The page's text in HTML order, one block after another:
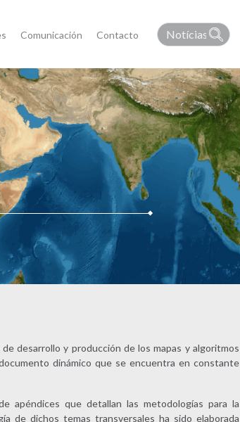
Comunicación Contacto
desarrollo y producción de los mapas y algoritmos
dinámico que se encuentra en constante
apéndices que detallan las metodologías para la
de dichos temas transversales ha sido elaborada